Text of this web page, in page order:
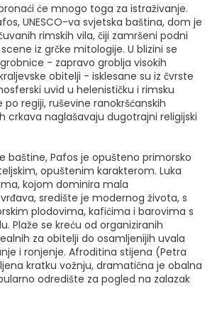
će mnogo toga za istraživanje.
UNESCO-va svjetska baština, dom je
rimskih vila, čiji zamršeni podni
iz grčke mitologije. U blizini se
- zapravo groblja visokih
obitelji - isklesane su iz čvrste
uvid u helenističku i rimsku
po regiji, ruševine ranokršćanskih
crkava naglašavaju dugotrajni religijski
baštine, Pafos je opušteno primorsko
opuštenim karakterom. Luka
kojom dominira mala
središte je modernog života, s
plodovima, kafićima i barovima s
Plaže se kreću od organiziranih
za obitelji do osamljenijih uvala
i ronjenje. Afroditina stijena (Petra
kratku vožnju, dramatična je obalna
odredište za pogled na zalazak